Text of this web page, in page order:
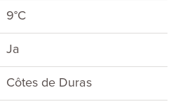
9°C
Ja
Côtes de Duras